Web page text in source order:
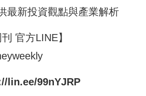
最新投資觀點與產業解析
官方LINE】
lin.ee/99nYJRP